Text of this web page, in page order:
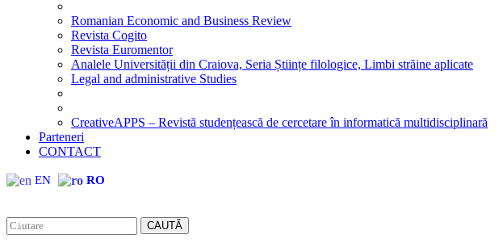
Romanian Economic and Business Review
Revista Cogito
Revista Euromentor
Analele Universității din Craiova, Seria Științe filologice, Limbi străine aplicate
Legal and administrative Studies
CreativeAPPS – Revistă studențească de cercetare în informatică multidisciplinară
Parteneri
CONTACT
EN RO
CAUTĂ